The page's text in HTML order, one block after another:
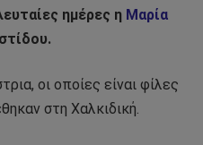
ημέρες η Μαρία
οι οποίες είναι φίλες
στη Χαλκιδική.